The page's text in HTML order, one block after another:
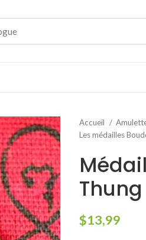
Accueil
Les médailles
$13,99